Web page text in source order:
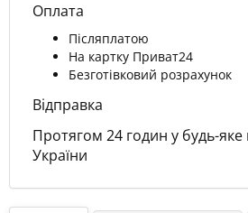
Оплата
Післяплатою
На картку Приват24
Безготівковий розрахунок
Відправка
Протягом 24 годин у будь-яке
України